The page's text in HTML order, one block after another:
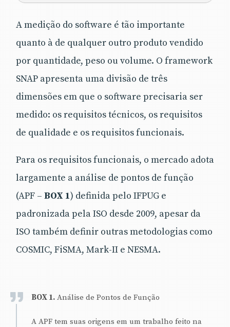
Na sequência, veremos os principais objetivos e
benefícios do SNAP e conheceremos a
metodologia em si. Finalizando, veremos um
exemplo simples, porém completo de uma
contagem não funcional e iremos analisar as
trabalho.
A medição do escopo serve de base para
geração da maior parte das métricas do ciclo de
utilização do tamanho não funcional como
adequação das estimativas, principalmente em
métricas relacionadas a esforço e custo.
A medição do software é tão importante
quanto à de qualquer outro produto vendido
por quantidade, peso ou volume. O framework
SNAP apresenta uma divisão de três
dimensões em que o software precisaria ser
medido: os requisitos técnicos, os requisitos
de qualidade e os requisitos funcionais.
Para os requisitos funcionais, o mercado adota
largamente a análise de pontos de função
(APF – BOX 1) definida pelo IFPUG e
padronizada pela ISO desde 2009, apesar da
ISO também definir outras metodologias como
COSMIC, FiSMA, Mark-II e NESMA.
BOX 1. Análise de Pontos de Função
A APF tem suas origens em um trabalho feito na